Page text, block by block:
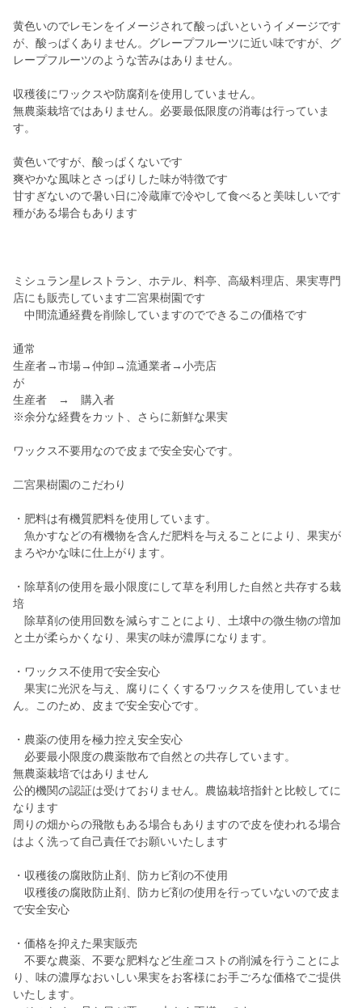
黄色いのでレモンをイメージされて酸っぱいというイメージです
が、酸っぱくありません。グレープフルーツに近い味ですが、グ
レープフルーツのような苦みはありません。
収穫後にワックスや防腐剤を使用していません。
無農薬栽培ではありません。必要最低限度の消毒は行っていま
す。
黄色いですが、酸っぱくないです
爽やかな風味とさっぱりした味が特徴です
甘すぎないので暑い日に冷蔵庫で冷やして食べると美味しいです
種がある場合もあります
ミシュラン星レストラン、ホテル、料亭、高級料理店、果実専門
店にも販売しています二宮果樹園です
中間流通経費を削除していますのでできるこの価格です
通常
生産者→市場→仲卸→流通業者→小売店
が
生産者 → 購入者
※余分な経費をカット、さらに新鮮な果実
ワックス不要用なので皮まで安全安心です。
二宮果樹園のこだわり
・肥料は有機質肥料を使用しています。
魚かすなどの有機物を含んだ肥料を与えることにより、果実が
まろやかな味に仕上がります。
・除草剤の使用を最小限度にして草を利用した自然と共存する栽
培
除草剤の使用回数を減らすことにより、土壌中の微生物の増加
と土が柔らかくなり、果実の味が濃厚になります。
・ワックス不使用で安全安心
果実に光沢を与え、腐りにくくするワックスを使用していませ
ん。このため、皮まで安全安心です。
・農薬の使用を極力控え安全安心
必要最小限度の農薬散布で自然との共存しています。
無農薬栽培ではありません
公的機関の認証は受けておりません。農協栽培指針と比較してに
なります
周りの畑からの飛散もある場合もありますので皮を使われる場合
はよく洗って自己責任でお願いいたします
・収穫後の腐敗防止剤、防カビ剤の不使用
収穫後の腐敗防止剤、防カビ剤の使用を行っていないので皮ま
で安全安心
・価格を抑えた果実販売
不要な農薬、不要な肥料など生産コストの削減を行うことによ
り、味の濃厚なおいしい果実をお客様にお手ごろな価格でご提供
いたします。